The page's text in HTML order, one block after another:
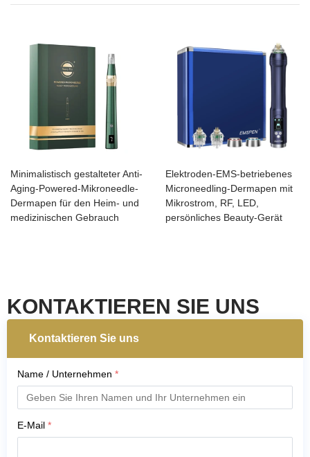
Minimalistisch gestalteter Anti-
Aging-Powered-Mikroneedle-
Dermapen für den Heim- und
medizinischen Gebrauch
Elektroden-EMS-betriebenes
Microneedling-Dermapen mit
Mikrostrom, RF, LED,
persönliches Beauty-Gerät
KONTAKTIEREN SIE UNS
Kontaktieren Sie uns
Name / Unternehmen *
E-Mail *